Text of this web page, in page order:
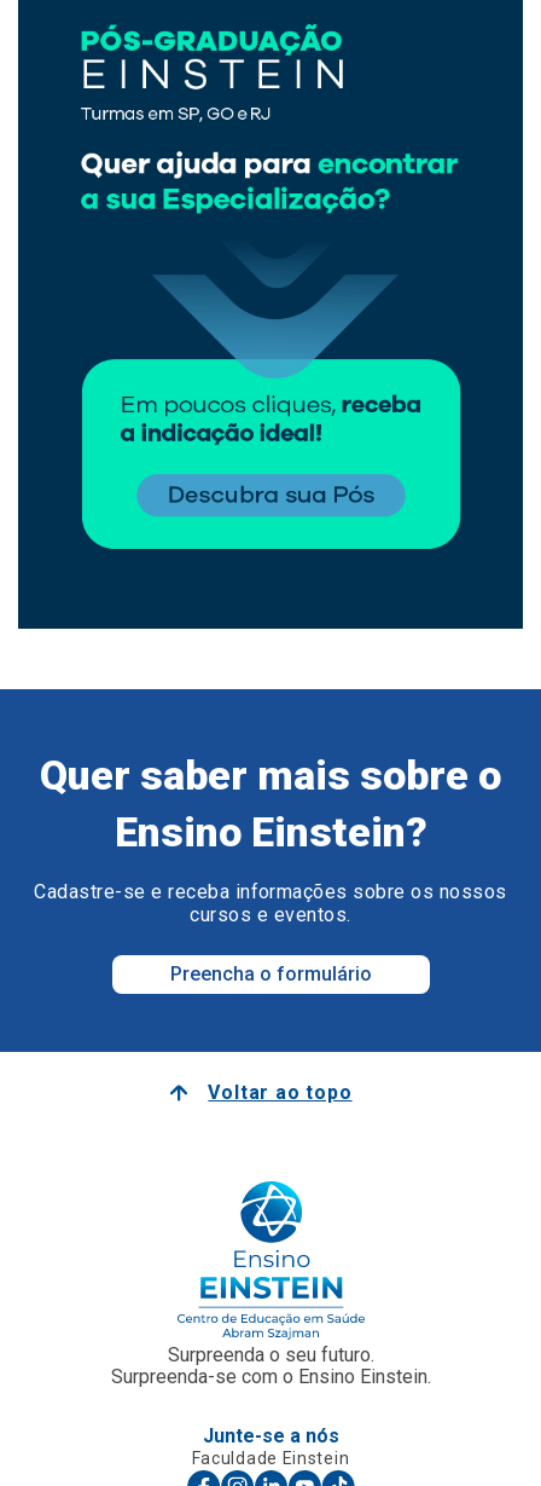
Quer saber mais sobre o
Ensino Einstein?
Cadastre-se e receba informações sobre os nossos
cursos e eventos.
Preencha o formulário
Voltar ao topo
Surpreenda o seu futuro.
Surpreenda-se com o Ensino Einstein.
Junte-se a nós
Faculdade Einstein